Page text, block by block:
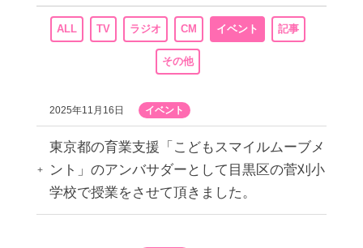
ALL TV ラジオ CM イベント 記事
その他
2025年11月16日 イベント
東京都の育業支援「こどもスマイルムーブメ
ント」のアンバサダーとして目黒区の菅刈小
学校で授業をさせて頂きました。